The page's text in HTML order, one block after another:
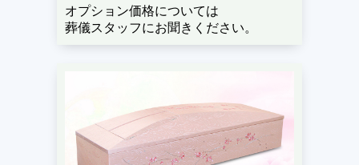
オプション価格については
葬儀スタッフにお聞きください。